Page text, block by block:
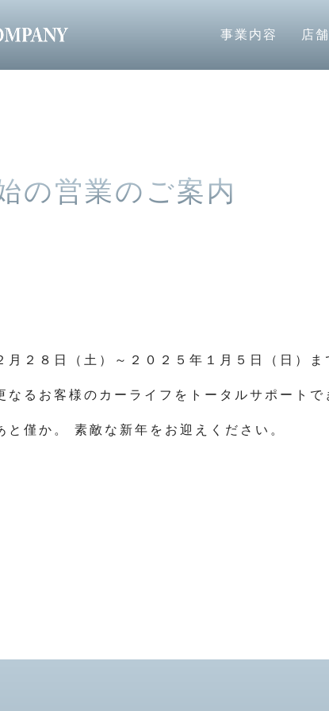
事業内容 店
NEWS
の営業のご案内
月２８日（土）～２０２５年１月５日（日）
なるお客様のカーライフをトータルサポート
と僅か。 素敵な新年をお迎えください。